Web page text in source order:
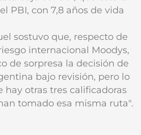
PBI, con 7,8 años de vida
sostuvo que, respecto de
internacional Moodys,
de sorpresa la decisión de
bajo revisión, pero lo
hay otras tres calificadoras
tomado esa misma ruta".